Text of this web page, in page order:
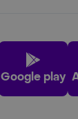
Google play